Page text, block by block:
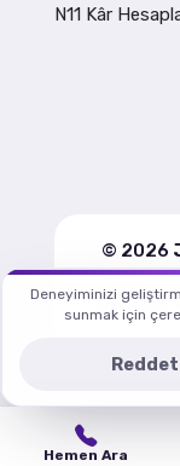
N11 Kâr
© 2026
Kullanım
Hemen Ara
Deneyiminizi
sunmak için
Reddet